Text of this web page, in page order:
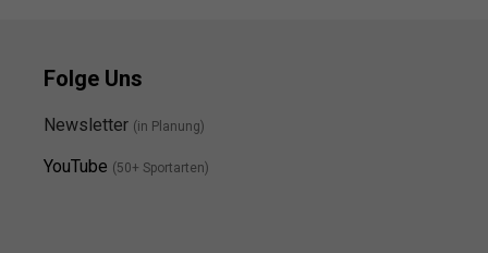
Folge Uns
Newsletter (in Planung)
YouTube (50+ Sportarten)